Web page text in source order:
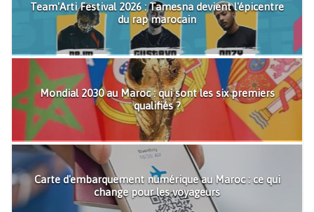
Team'Arti Festival 2026 : Tamesna devient l'épicentre
du rap marocain
Mondial 2030 au Maroc : qui sont les six premiers
qualifiés ?
Carte d'embarquement numérique au Maroc : ce qui
change pour les voyageurs